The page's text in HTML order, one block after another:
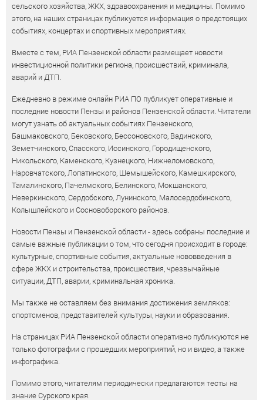
сельского хозяйства, ЖКХ, здравоохранения и медицины. Помимо
этого, на наших страницах публикуется информация о предстоящих
событиях, концертах и спортивных мероприятиях.
Вместе с тем, РИА Пензенской области размещает новости
инвестиционной политики региона, происшествий, криминала,
аварий и ДТП.
Ежедневно в режиме онлайн РИА ПО публикует оперативные и
последние новости Пензы и районов Пензенской области. Читатели
могут узнать об актуальных событиях Пензенского,
Башмаковского, Бековского, Бессоновского, Вадинского,
Земетчинского, Спасского, Иссинского, Городищенского,
Никольского, Каменского, Кузнецкого, Нижнеломовского,
Наровчатского, Лопатинского, Шемышейского, Камешкирского,
Тамалинского, Пачелмского, Белинского, Мокшанского,
Неверкинского, Сердобского, Лунинского, Малосердобинского,
Колышлейского и Сосновоборского районов.
Новости Пензы и Пензенской области - здесь собраны последние и
самые важные публикации о том, что сегодня происходит в городе:
культурные, спортивные события, актуальные нововведения в
сфере ЖКХ и строительства, происшествия, чрезвычайные
ситуации, ДТП, аварии, криминальная хроника.
Мы также не оставляем без внимания достижения земляков:
спортсменов, представителей культуры, науки и образования.
На страницах РИА Пензенской области оперативно публикуются не
только фотографии с прошедших мероприятий, но и видео, а также
инфографика.
Помимо этого, читателям периодически предлагаются тесты на
знание Сурского края.